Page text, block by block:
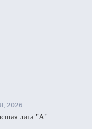
2026
лига "А"